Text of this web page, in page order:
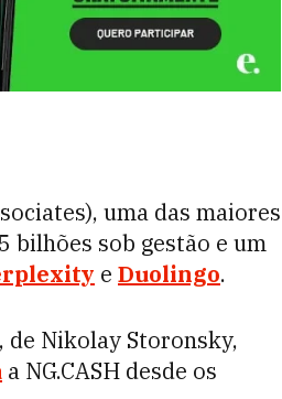
uma das maiores
bilhões sob gestão e um
e Duolingo.
Nikolay Storonsky,
a NG.CASH desde os